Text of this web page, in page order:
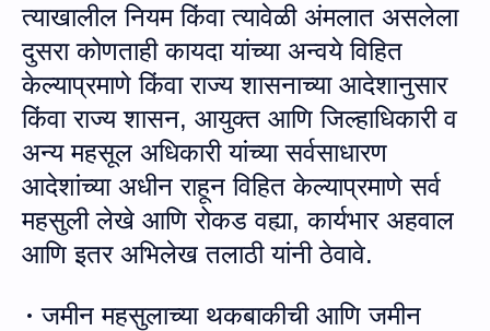
त्याखालील नियम किंवा त्यावेळी अंमलात असलेला
दुसरा कोणताही कायदा यांच्या अन्वये विहित
केल्याप्रमाणे किंवा राज्य शासनाच्या आदेशानुसार
किंवा राज्य शासन, आयुक्त आणिजिल्‍हाधिकारी व
अन्‍य महसूल अधिकारीयांच्या सर्वसाधारण
आदेशांच्या अधीन राहूनविहित केल्याप्रमाणे सर्व
महसुली लेखे आणि रोकड वह्या,कार्यभार अहवाल
आणि इतर अभिलेखतलाठी यांनीठेवावे.
· जमीन महसुलाच्या थकबाकीची आणि जमीन